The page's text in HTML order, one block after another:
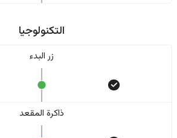
التكنولوجيا
زر البدء
ذاكرة المقعد